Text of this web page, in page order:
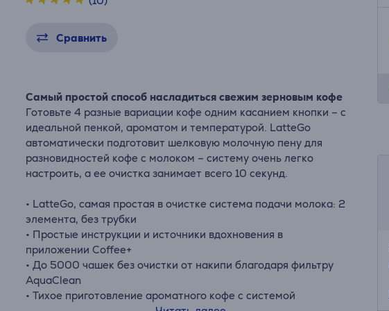
Сравнить
Самый простой способ насладиться свежим зерновым кофе
Готовьте 4 разные вариации кофе одним касанием кнопки – с
идеальной пенкой, ароматом и температурой. LatteGo
автоматически подготовит шелковую молочную пену для
разновидностей кофе с молоком – систему очень легко
настроить, а ее очистка занимает всего 10 секунд.
• LatteGo, самая простая в очистке система подачи молока: 2
элемента, без трубки
• Простые инструкции и источники вдохновения в
приложении Coffee+
• До 5000 чашек без очистки от накипи благодаря фильтру
AquaClean
• Тихое приготовление ароматного кофе с системой